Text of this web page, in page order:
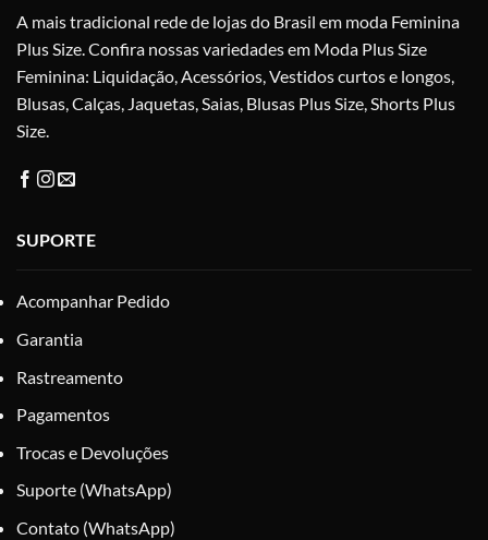
página
do
A mais tradicional rede de lojas do Brasil em moda Feminina
Plus Size. Confira nossas variedades em Moda Plus Size
Feminina: Liquidação, Acessórios, Vestidos curtos e longos,
Blusas, Calças, Jaquetas, Saias, Blusas Plus Size, Shorts Plus
Size.
SUPORTE
Acompanhar Pedido
Garantia
Rastreamento
Pagamentos
Trocas e Devoluções
Suporte (WhatsApp)
Contato (WhatsApp)